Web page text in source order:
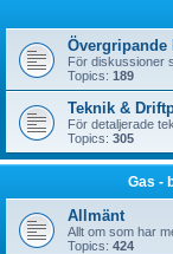
För diskussioner
Topics: 189
Teknik &
För detaljerade
Topics: 305
Gas -
Allmänt
Allt om som har
Topics: 424